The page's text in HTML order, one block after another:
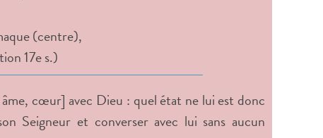
(centre),
17e s.)
âme, cœur] avec Dieu : quel état ne lui est donc
Seigneur et converser avec lui sans aucun